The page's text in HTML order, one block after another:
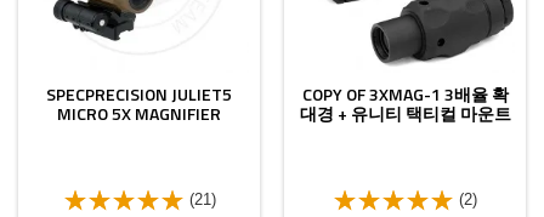
SPECPRECISION JULIET5
MICRO 5X MAGNIFIER
(21)
COPY OF 3XMAG-1 3배율 확
대경 + 유니티 택티컬 마운트
(2)